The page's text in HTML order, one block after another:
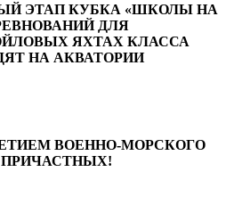
ЭТАП КУБКА «ШКОЛЫ НА
ДЛЯ
ЯХТАХ КЛАССА
НА АКВАТОРИИ
ВОЕННО-МОРСКОГО